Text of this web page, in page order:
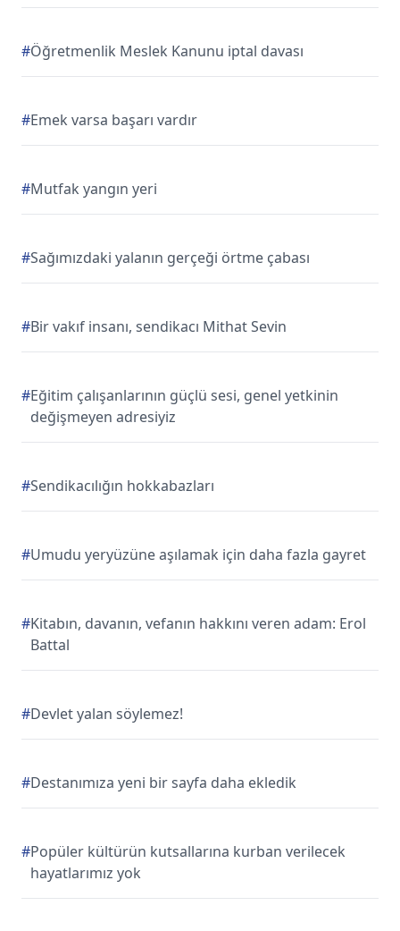
#Öğretmenlik Meslek Kanunu iptal davası
#Emek varsa başarı vardır
#Mutfak yangın yeri
#Sağımızdaki yalanın gerçeği örtme çabası
#Bir vakıf insanı, sendikacı Mithat Sevin
#Eğitim çalışanlarının güçlü sesi, genel yetkinin
değişmeyen adresiyiz
#Sendikacılığın hokkabazları
#Umudu yeryüzüne aşılamak için daha fazla gayret
#Kitabın, davanın, vefanın hakkını veren adam: Erol
Battal
#Devlet yalan söylemez!
#Destanımıza yeni bir sayfa daha ekledik
#Popüler kültürün kutsallarına kurban verilecek
hayatlarımız yok